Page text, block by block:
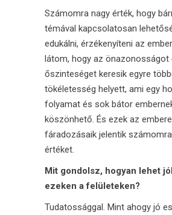
Számomra nagy érték, hogy
témával kapcsolatosan
edukálni, érzékenyíteni az
látom, hogy az önazonosságot
őszinteséget keresik egyre
tökéletesség helyett, ami egy
folyamat és sok bátor
köszönhető. És ezek az
fáradozásaik jelentik
értéket.
Mit gondolsz, hogyan lehet
ezeken a felületeken?
Tudatossággal. Mint ahogy jó